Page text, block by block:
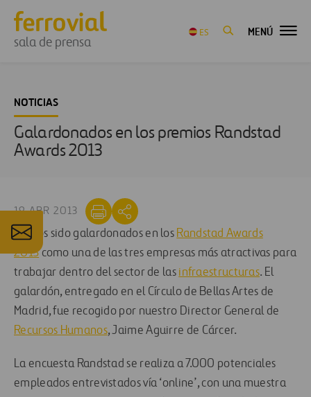
sala de prensa
ES MENÚ
NOTICIAS
Galardonados en los premios Randstad
Awards 2013
19 ABR 2013
Hemos sido galardonados en los Randstad Awards
2013como una de las tres empresas más atractivas para
trabajar dentro del sector de las infraestructuras. El
galardón, entregado en el Círculo de Bellas Artes de
Madrid, fue recogido por nuestro Director General de
Recursos Humanos, Jaime Aguirre de Cárcer.
La encuesta Randstad se realiza a 7.000 potenciales
empleados entrevistados vía ‘online’, con una muestra